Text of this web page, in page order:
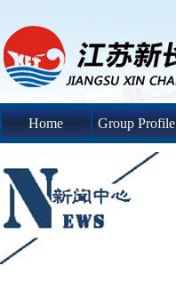
Home Group Profile